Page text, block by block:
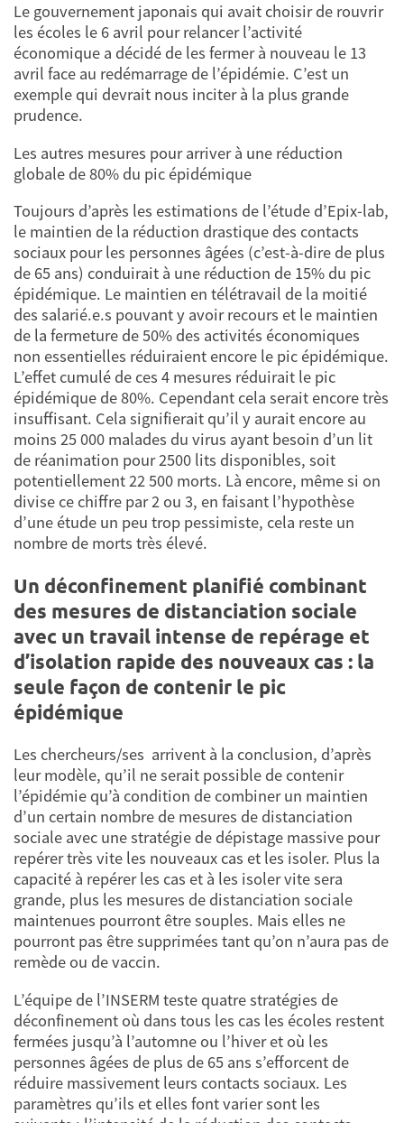
Le gouvernement japonais qui avait choisir de rouvrir
les écoles le 6 avril pour relancer l’activité
économique a décidé de les fermer à nouveau le 13
avril face au redémarrage de l’épidémie. C’est un
exemple qui devrait nous inciter à la plus grande
prudence.
Les autres mesures pour arriver à une réduction
globale de 80% du pic épidémique
Toujours d’après les estimations de l’étude d’Epix-lab,
le maintien de la réduction drastique des contacts
sociaux pour les personnes âgées (c’est-à-dire de plus
de 65 ans) conduirait à une réduction de 15% du pic
épidémique. Le maintien en télétravail de la moitié
des salarié.e.s pouvant y avoir recours et le maintien
de la fermeture de 50% des activités économiques
non essentielles réduiraient encore le pic épidémique.
L’effet cumulé de ces 4 mesures réduirait le pic
épidémique de 80%. Cependant cela serait encore très
insuffisant. Cela signifierait qu’il y aurait encore au
moins 25 000 malades du virus ayant besoin d’un lit
de réanimation pour 2500 lits disponibles, soit
potentiellement 22 500 morts. Là encore, même si on
divise ce chiffre par 2 ou 3, en faisant l’hypothèse
d’une étude un peu trop pessimiste, cela reste un
nombre de morts très élevé.
Un déconfinement planifié combinant
des mesures de distanciation sociale
avec un travail intense de repérage et
d’isolation rapide des nouveaux cas : la
seule façon de contenir le pic
épidémique
Les chercheurs/ses arrivent à la conclusion, d’après
leur modèle, qu’il ne serait possible de contenir
l’épidémie qu’à condition de combiner un maintien
d’un certain nombre de mesures de distanciation
sociale avec une stratégie de dépistage massive pour
repérer très vite les nouveaux cas et les isoler. Plus la
capacité à repérer les cas et à les isoler vite sera
grande, plus les mesures de distanciation sociale
maintenues pourront être souples. Mais elles ne
pourront pas être supprimées tant qu’on n’aura pas de
remède ou de vaccin.
L’équipe de l’INSERM teste quatre stratégies de
déconfinement où dans tous les cas les écoles restent
fermées jusqu’à l’automne ou l’hiver et où les
personnes âgées de plus de 65 ans s’efforcent de
réduire massivement leurs contacts sociaux. Les
paramètres qu’ils et elles font varier sont les